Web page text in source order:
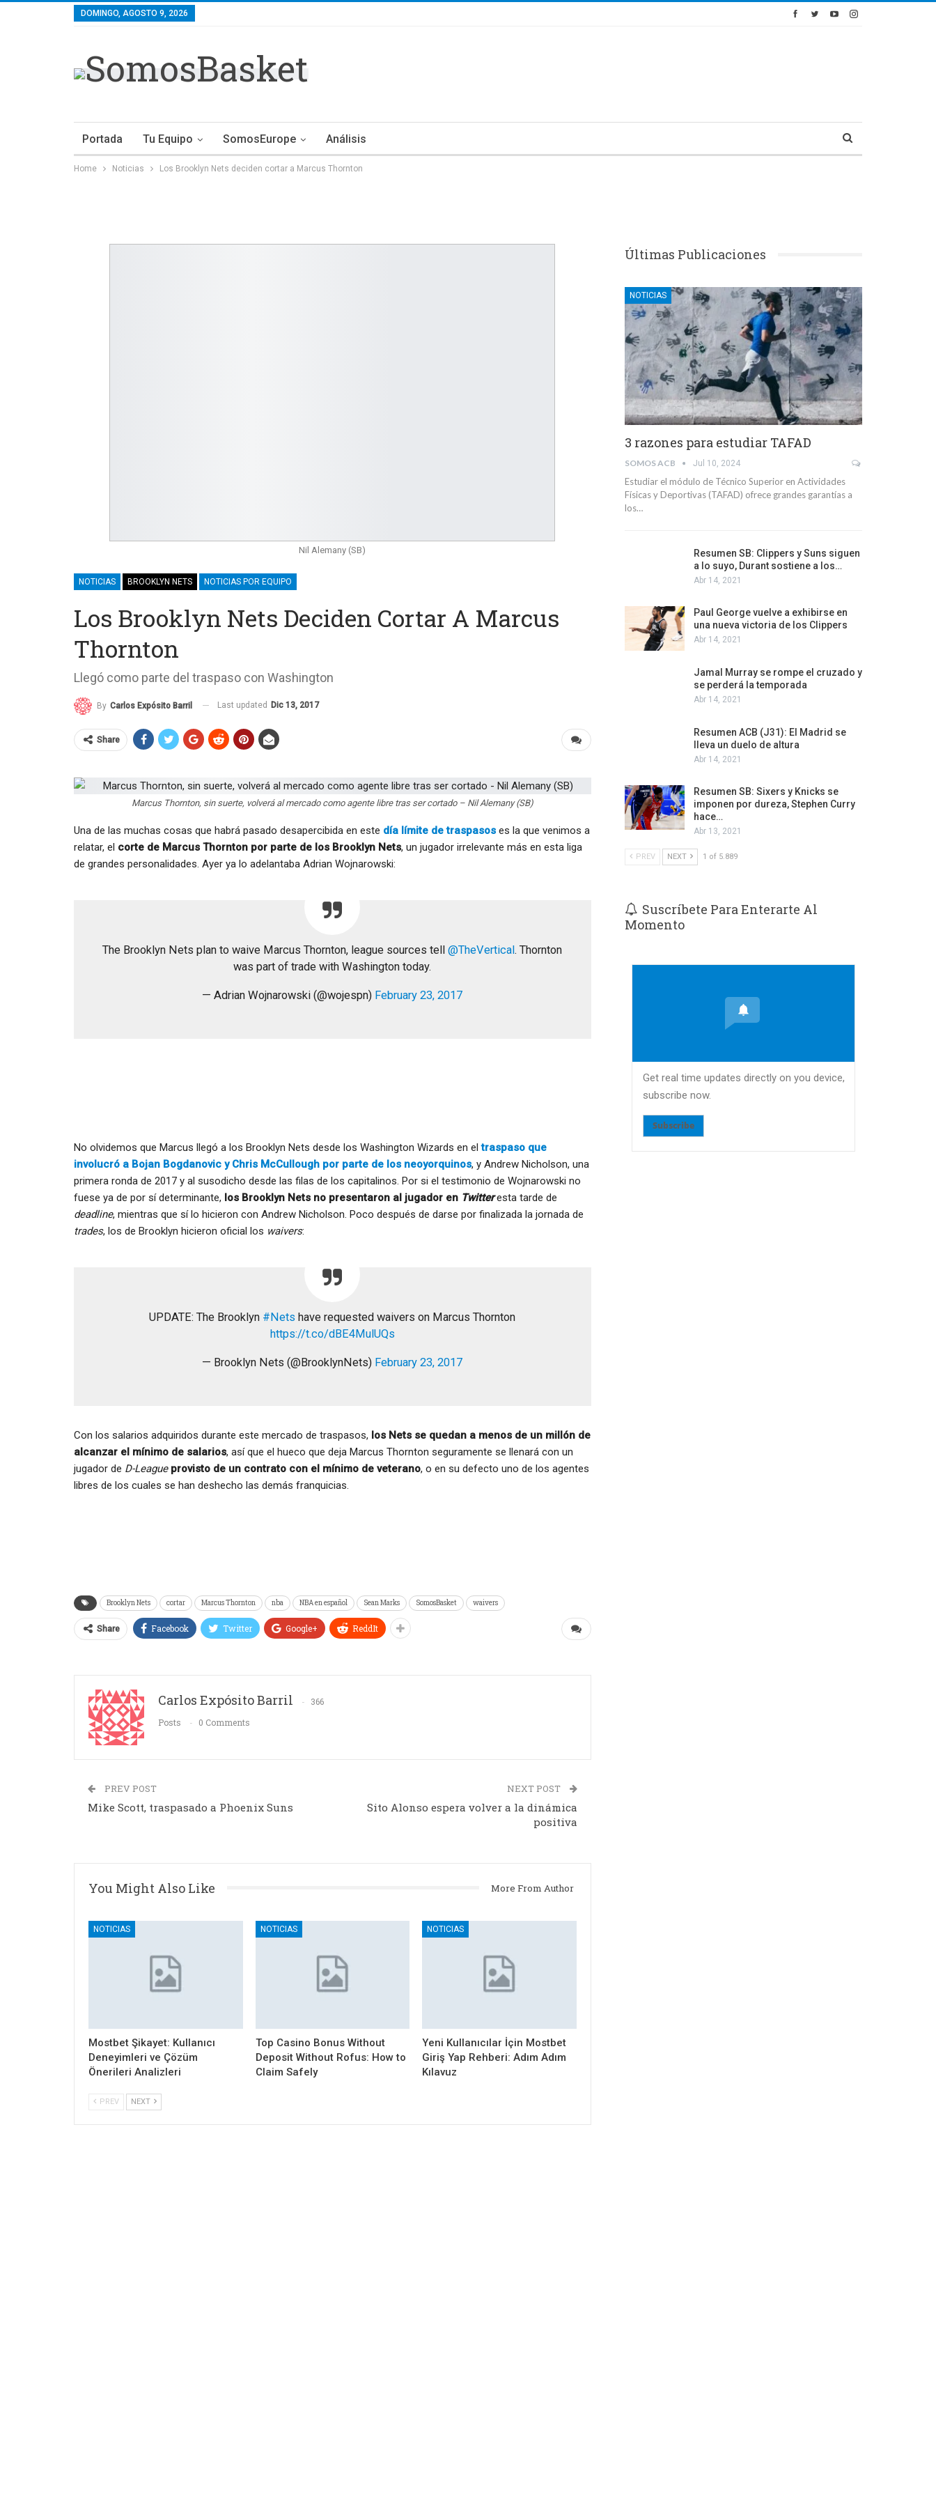
DOMINGO, AGOSTO 9, 2026
Portada Tu Equipo SomosEurope Análisis
Home Noticias Los Brooklyn Nets deciden cortar a Marcus Thornton
Nil Alemany (SB)
NOTICIAS BROOKLYN NETS NOTICIAS POR EQUIPO
Los Brooklyn Nets Deciden Cortar A Marcus
Thornton
Llegó como parte del traspaso con Washington
By Carlos Expósito Barril Last updated Dic 13, 2017
Share
Marcus Thornton, sin suerte, volverá al mercado como agente libre tras ser cortado – Nil Alemany (SB)
Una de las muchas cosas que habrá pasado desapercibida en este día límite de traspasos es la que venimos a
relatar, el corte de Marcus Thornton por parte de los Brooklyn Nets, un jugador irrelevante más en esta liga
de grandes personalidades. Ayer ya lo adelantaba Adrian Wojnarowski:
The Brooklyn Nets plan to waive Marcus Thornton, league sources tell@TheVertical. Thornton
was part of trade with Washington today.
— Adrian Wojnarowski (@wojespn) February 23, 2017
No olvidemos que Marcus llegó a los Brooklyn Nets desde los Washington Wizards en eltraspaso que
involucró a Bojan Bogdanovic y Chris McCullough por parte de los neoyorquinos, y Andrew Nicholson, una
primera ronda de 2017 y al susodicho desde las filas de los capitalinos. Por si el testimonio de Wojnarowski no
fuese ya de por sí determinante, los Brooklyn Nets no presentaron al jugador en Twitteresta tarde de
deadline, mientras que sí lo hicieron con Andrew Nicholson. Poco después de darse por finalizada la jornada de
trades, los de Brooklyn hicieron oficial los waivers:
UPDATE: The Brooklyn #Nets have requested waivers on Marcus Thornton
https://t.co/dBE4MulUQs
— Brooklyn Nets (@BrooklynNets) February 23, 2017
Con los salarios adquiridos durante este mercado de traspasos, los Nets se quedan a menos de un millón de
alcanzar el mínimo de salarios, así que el hueco que deja Marcus Thornton seguramente se llenará con un
jugador de D-League provisto de un contrato con el mínimo de veterano, o en su defecto uno de los agentes
libres de los cuales se han deshecho las demás franquicias.
Brooklyn Nets cortar Marcus Thornton nba NBA en español Sean Marks SomosBasket waivers
Share Facebook Twitter Google+ ReddIt
Carlos Expósito Barril
366
Posts
0 Comments
PREV POST
Mike Scott, traspasado a Phoenix Suns
NEXT POST
Sito Alonso espera volver a la dinámica
positiva
You Might Also Like More From Author
NOTICIAS
Mostbet Şikayet: Kullanıcı
Deneyimleri ve Çözüm
Önerileri Analizleri
NOTICIAS
Top Casino Bonus Without
Deposit Without Rofus: How to
Claim Safely
NOTICIAS
Yeni Kullanıcılar İçin Mostbet
Giriş Yap Rehberi: Adım Adım
Kılavuz
PREV NEXT
Últimas Publicaciones
NOTICIAS
3 razones para estudiar TAFAD
SOMOS ACB Jul 10, 2024
Estudiar el módulo de Técnico Superior en Actividades
Físicas y Deportivas (TAFAD) ofrece grandes garantías a
los…
Resumen SB: Clippers y Suns siguen
a lo suyo, Durant sostiene a los…
Abr 14, 2021
Paul George vuelve a exhibirse en
una nueva victoria de los Clippers
Abr 14, 2021
Jamal Murray se rompe el cruzado y
se perderá la temporada
Abr 14, 2021
Resumen ACB (J31): El Madrid se
lleva un duelo de altura
Abr 14, 2021
Resumen SB: Sixers y Knicks se
imponen por dureza, Stephen Curry
hace…
Abr 13, 2021
PREV NEXT 1 of 5.889
Suscríbete Para Enterarte Al
Momento
Get real time updates directly on you device,
subscribe now.
Subscribe